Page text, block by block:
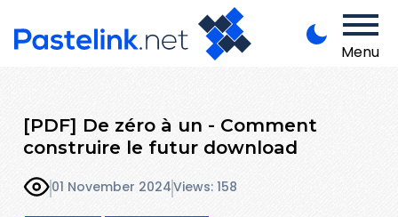
Menu
[PDF] De zéro à un - Comment
construire le futur download
01 November 2024Views: 158